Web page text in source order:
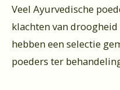
Veel Ayurvedische
klachten van
hebben een selectie
poeders ter